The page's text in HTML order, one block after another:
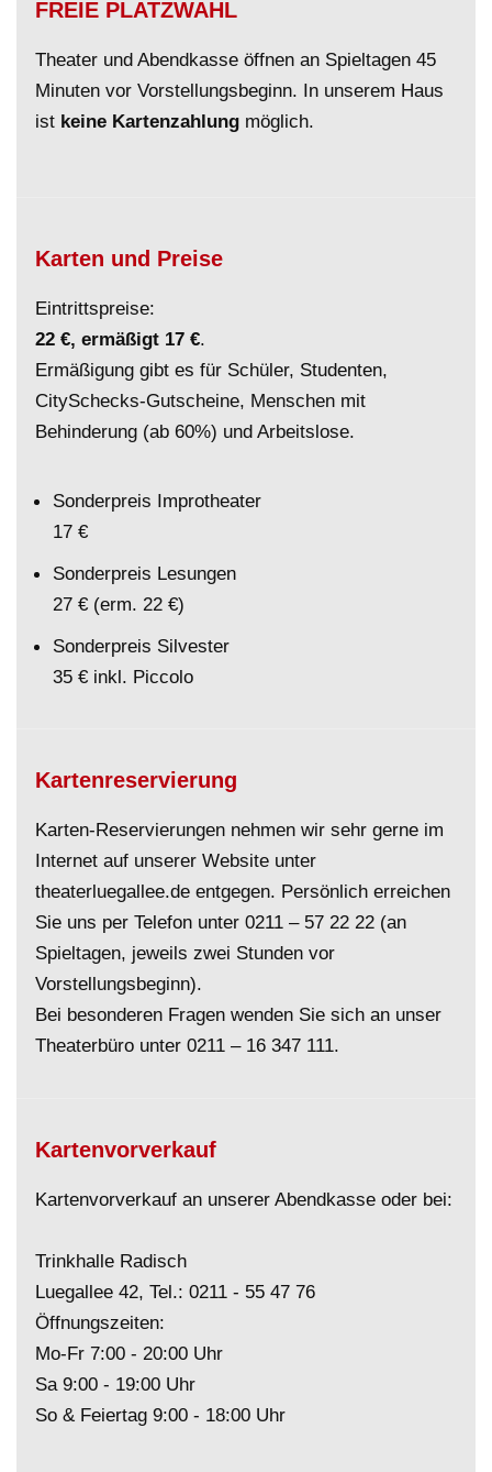
FREIE PLATZWAHL
Theater und Abendkasse öffnen an Spieltagen 45
Minuten vor Vorstellungsbeginn. In unserem Haus
ist keine Kartenzahlung möglich.
Karten und Preise
Eintrittspreise:
22 €, ermäßigt 17 €.
Ermäßigung gibt es für Schüler, Studenten,
CitySchecks-Gutscheine, Menschen mit
Behinderung (ab 60%) und Arbeitslose.
Sonderpreis Improtheater
17 €
Sonderpreis Lesungen
27 € (erm. 22 €)
Sonderpreis Silvester
35 € inkl. Piccolo
Kartenreservierung
Karten-Reservierungen nehmen wir sehr gerne im
Internet auf unserer Website unter
theaterluegallee.de entgegen. Persönlich erreichen
Sie uns per Telefon unter0211 – 57 22 22 (an
Spieltagen, jeweils zwei Stunden vor
Vorstellungsbeginn).
Bei besonderen Fragen wenden Sie sich an unser
Theaterbüro unter0211 – 16 347 111.
Kartenvorverkauf
Kartenvorverkauf an unserer Abendkasse oder bei:
Trinkhalle Radisch
Luegallee 42, Tel.:0211 - 55 47 76
Öffnungszeiten:
Mo-Fr 7:00 - 20:00 Uhr
Sa 9:00 - 19:00 Uhr
So & Feiertag 9:00 - 18:00 Uhr